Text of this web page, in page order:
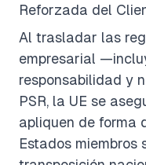
Reforzada del
Al trasladar las
empresarial
responsabilidad y
PSR, la UE se
apliquen de forma
Estados miembros